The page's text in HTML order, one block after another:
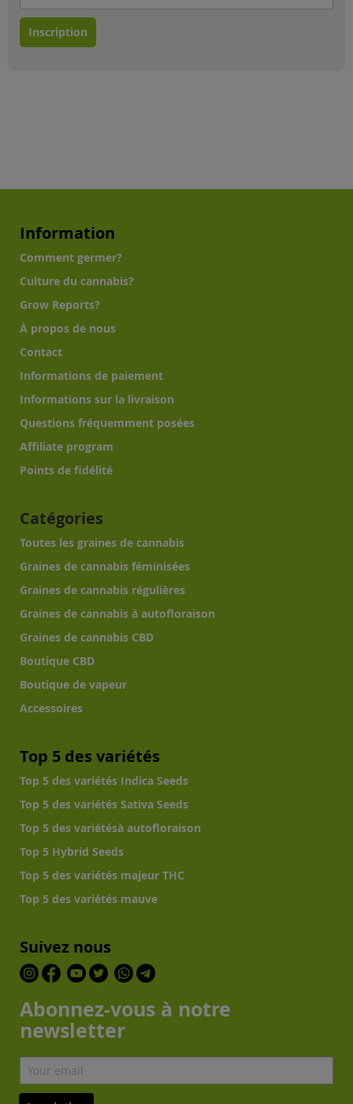
Inscription
Information
Comment germer?
Culture du cannabis?
Grow Reports?
À propos de nous
Contact
Informations de paiement
Informations sur la livraison
Questions fréquemment posées
Affiliate program
Points de fidélité
Catégories
Toutes les graines de cannabis
Graines de cannabis féminisées
Graines de cannabis régulières
Graines de cannabis à autofloraison
Graines de cannabis CBD
Boutique CBD
Boutique de vapeur
Accessoires
Top 5 des variétés
Top 5 des variétés Indica Seeds
Top 5 des variétés Sativa Seeds
Top 5 des variétésà autofloraison
Top 5 Hybrid Seeds
Top 5 des variétés majeur THC
Top 5 des variétés mauve
Suivez nous
Abonnez-vous à notre
newsletter